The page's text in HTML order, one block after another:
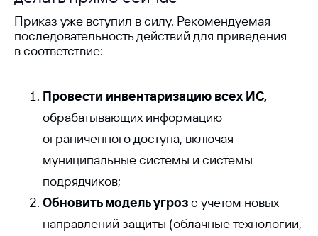
Приказ уже вступил в силу. Рекомендуемая
последовательность действий для приведения
в соответствие:
Провести инвентаризацию всех ИС,
обрабатывающих информацию
ограниченного доступа, включая
муниципальные системы и системы
подрядчиков;
Обновить модель угрозс учетом новых
направлений защиты (облачные технологии,
Признание и аналитика
Карьера в Ideco
Инвесторам
Календари
Ideco
ВКонтакте
Youtube
Rutube
MAX
Файрвольная
Создаем вместе